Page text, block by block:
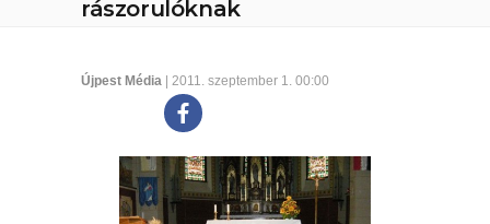
rászorulóknak
Újpest Média | 2011. szeptember 1. 00:00